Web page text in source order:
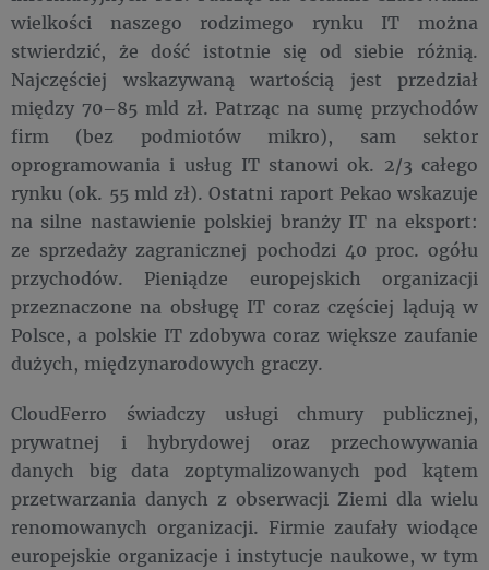
wielkości naszego rodzimego rynku IT można
stwierdzić, że dość istotnie się od siebie różnią.
Najczęściej wskazywaną wartością jest przedział
między 70–85 mld zł. Patrząc na sumę przychodów
firm (bez podmiotów mikro), sam sektor
oprogramowania i usług IT stanowi ok. 2/3 całego
rynku (ok. 55 mld zł). Ostatni raport Pekao wskazuje
na silne nastawienie polskiej branży IT na eksport:
ze sprzedaży zagranicznej pochodzi 40 proc. ogółu
przychodów. Pieniądze europejskich organizacji
przeznaczone na obsługę IT coraz częściej lądują w
Polsce, a polskie IT zdobywa coraz większe zaufanie
dużych, międzynarodowych graczy.
CloudFerro świadczy usługi chmury publicznej,
prywatnej i hybrydowej oraz przechowywania
danych big data zoptymalizowanych pod kątem
przetwarzania danych z obserwacji Ziemi dla wielu
renomowanych organizacji. Firmie zaufały wiodące
europejskie organizacje i instytucje naukowe, w tym